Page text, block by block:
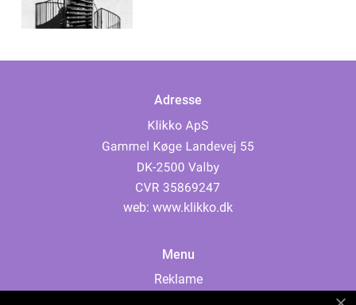
Adresse
web: www.klikko.dk
Menu
Reklame